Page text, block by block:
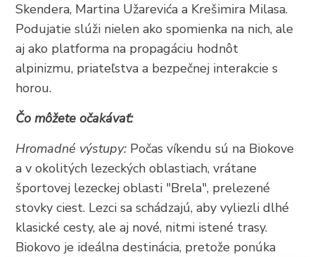
Skendera, Martina Užarevića a Krešimira Milasa.
Podujatie slúži nielen ako spomienka na nich, ale
aj ako platforma na propagáciu hodnôt
alpinizmu, priateľstva a bezpečnej interakcie s
horou.
Čo môžete očakávať:
Hromadné výstupy: Počas víkendu sú na Biokove
a v okolitých lezeckých oblastiach, vrátane
športovej lezeckej oblasti "Brela", prelezené
stovky ciest. Lezci sa schádzajú, aby vyliezli dlhé
klasické cesty, ale aj nové, nitmi istené trasy.
Biokovo je ideálna destinácia, pretože ponúka